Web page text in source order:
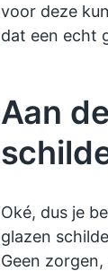
voor deze
dat een echt
Aan
Oké, dus je
glazen
Geen